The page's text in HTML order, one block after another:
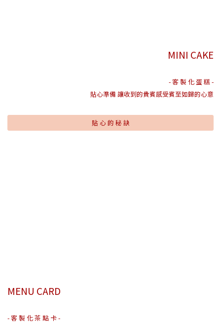
MINI CAKE
- 客 製 化 蛋 糕 -
貼心準備 讓收到的貴賓感受賓至如歸的心意
貼 心 的 秘 訣
MENU CARD
- 客 製 化 茶 點 卡 -